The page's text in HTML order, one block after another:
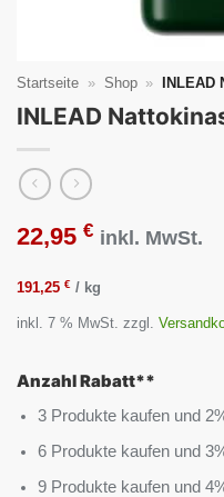
Startseite » Shop » INLEAD
INLEAD
22,95 € inkl. MwSt.
191,25 € / kg
inkl. 7 % MwSt. zzgl.
Anzahl Rabatt**
3 Produkte kaufen und
6 Produkte kaufen und
9 Produkte kaufen und